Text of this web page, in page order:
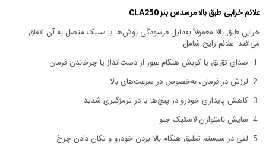
علائم خرابی طبق بالا مرسدس بنز CLA250
خرابی طبق بالا معمولاً به‌دلیل فرسودگی بوش‌ها یا سیبک متصل به آن اتفاق
می‌افتد. علائم رایج شامل:
1. صدای تق‌تق یا کوبش هنگام عبور از دست‌انداز یا چرخاندن فرمان
2. لرزش در فرمان، به‌خصوص در سرعت‌های بالا
3. کاهش پایداری خودرو در پیچ‌ها یا در ترمزگیری شدید
4. سایش نامتوازن لاستیک جلو
5. لقی در سیستم تعلیق هنگام بالا بردن خودرو و تکان دادن چرخ